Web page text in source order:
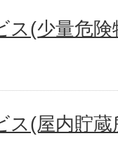
ス(少量危
ス(屋内貯